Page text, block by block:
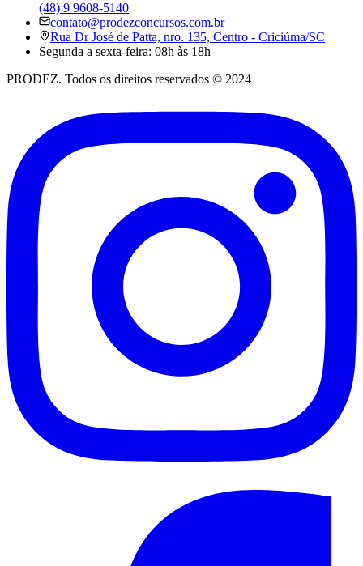
(48) 9 9608-5140
contato@prodezconcursos.com.br
Rua Dr José de Patta, nro. 135, Centro - Criciúma/SC
Segunda a sexta-feira: 08h às 18h
PRODEZ. Todos os direitos reservados © 2024